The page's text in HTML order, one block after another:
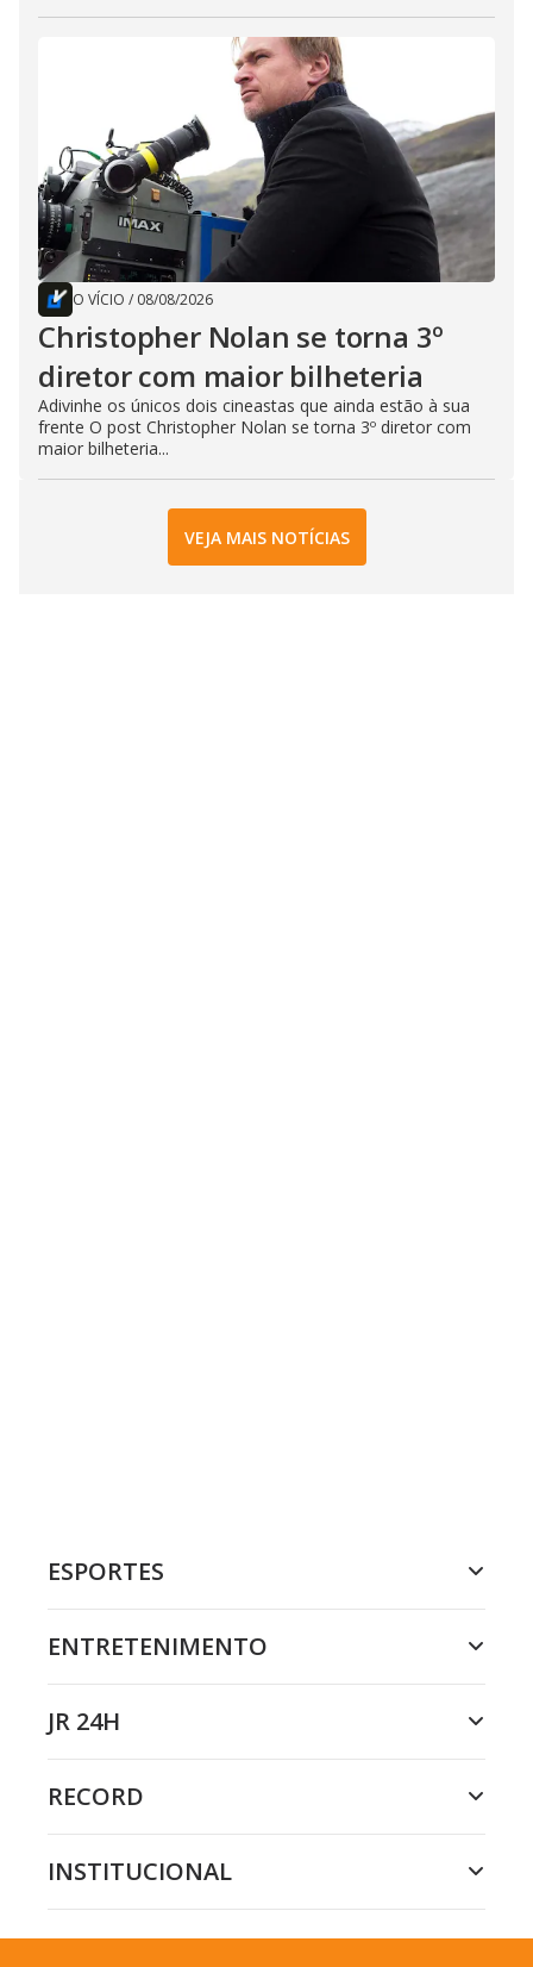
O VÍCIO / 08/08/2026
Christopher Nolan se torna 3º
diretor com maior bilheteria
Adivinhe os únicos dois cineastas que ainda estão à sua
frente O post Christopher Nolan se torna 3º diretor com
maior bilheteria...
VEJA MAIS NOTÍCIAS
ESPORTES
ENTRETENIMENTO
JR 24H
RECORD
INSTITUCIONAL